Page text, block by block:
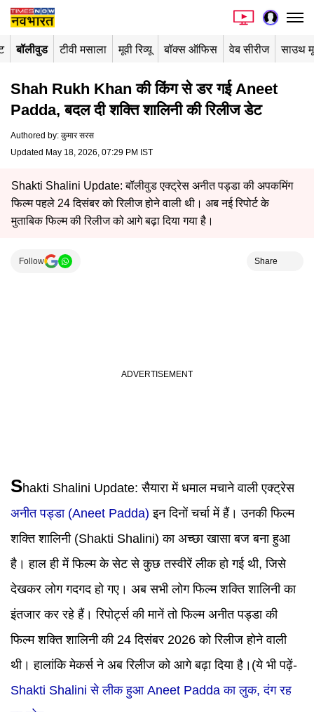
बॉलीवुड टीवी मसाला मूवी रिव्यू बॉक्स ऑफिस वेब सीरीज साउथ
Shah Rukh Khan की किंग से डर गई Aneet
Padda, बदल दी शक्ति शालिनी की रिलीज डेट
Authored by: कुमार सरस
Updated May 18, 2026, 07:29 PM IST
Shakti Shalini Update: बॉलीवुड एक्ट्रेस अनीत पड्डा की अपकमिंग
फिल्म पहले 24 दिसंबर को रिलीज होने वाली थी। अब नई रिपोर्ट के
मुताबिक फिल्म की रिलीज को आगे बढ़ा दिया गया है।
Follow Share
Shakti Shalini Update: सैयारा में धमाल मचाने वाली एक्ट्रेस
अनीत पड्डा (Aneet Padda) इन दिनों चर्चा में हैं। उनकी फिल्म
शक्ति शालिनी (Shakti Shalini) का अच्छा खासा बज बना हुआ
है। हाल ही में फिल्म के सेट से कुछ तस्वीरें लीक हो गई थी, जिसे
देखकर लोग गदगद हो गए। अब सभी लोग फिल्म शक्ति शालिनी का
इंतजार कर रहे हैं। रिपोर्ट्स की मानें तो फिल्म अनीत पड्डा की
फिल्म शक्ति शालिनी की 24 दिसंबर 2026 को रिलीज होने वाली
थी। हालांकि मेकर्स ने अब रिलीज को आगे बढ़ा दिया है। (ये भी पढ़ें-
Shakti Shalini से लीक हुआ Aneet Padda का लुक, दंग रह